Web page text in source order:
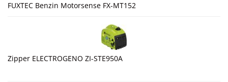
FUXTEC Benzin Motorsense FX-MT152
Zipper ELECTROGENO ZI-STE950A